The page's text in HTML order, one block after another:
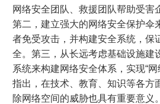
网络安全团队、救援团队帮助受害
第二，建立强大的网络安全保护伞
者免受攻击，并构建安全系统，保
全。第三，从长远考虑基础设施建
系统来构建网络安全体系，实现“
指出，在技术、教育、知识等各方
除网络空间的威胁也具有重要意义。